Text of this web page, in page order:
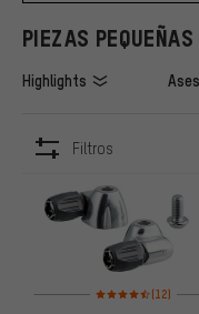
PIEZAS PEQUEÑAS
Highlights
Filtros
ARTÍCULOS
Valoración media:
(12)